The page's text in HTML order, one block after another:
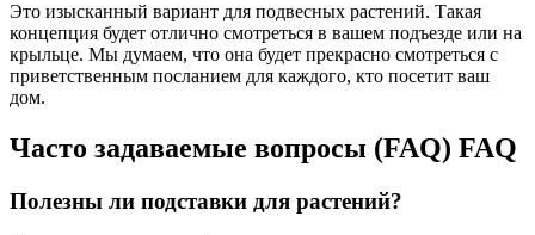
Это изысканный вариант для подвесных растений. Такая
концепция будет отлично смотреться в вашем подъезде или на
крыльце. Мы думаем, что она будет прекрасно смотреться с
приветственным посланием для каждого, кто посетит ваш
дом.
Часто задаваемые вопросы (FAQ) FAQ
Полезны ли подставки для растений?